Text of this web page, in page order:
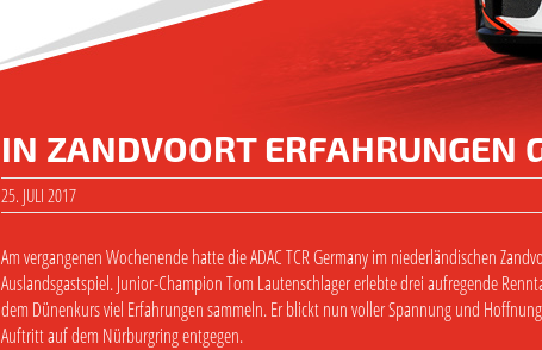
IN ZANDVOORT ERFAHRUNGEN
25. JULI 2017
Am vergangenen Wochenende hatte die ADAC TCR Germany im niederländischen
Auslandsgastspiel. Junior-Champion Tom Lautenschlager erlebte drei aufregende
dem Dünenkurs viel Erfahrungen sammeln. Er blickt nun voller Spannung und
Auftritt auf dem Nürburgring entgegen.